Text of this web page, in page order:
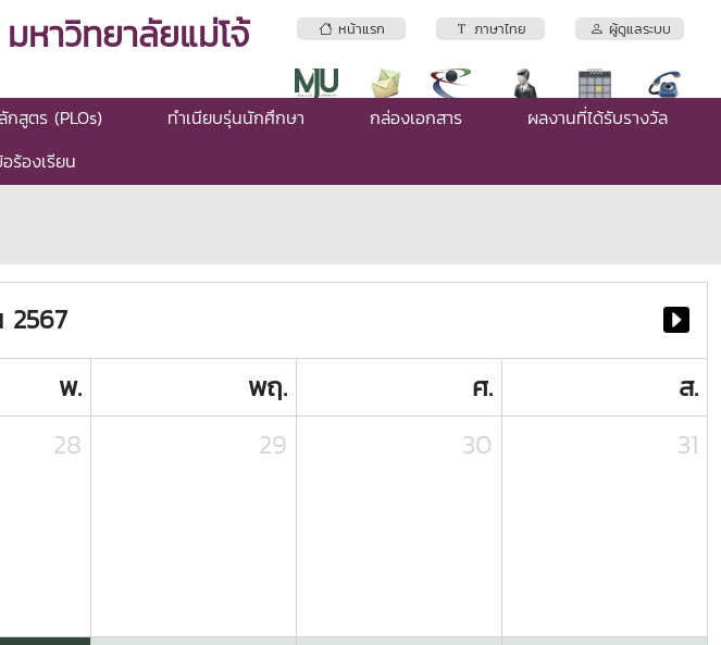
หน้าแรก ภาษาไทย ผู้ดูแลระบบ
หาวิทยาลัยแม่โจ้
กสูตร (PLOs) ทำเนียบรุ่นนักศึกษา กล่องเอกสาร
ผลงานที่ได้รับรางวัล
ร้องเรียน
2567
พ. พฤ. ศ.
ส.
28 29 30 31